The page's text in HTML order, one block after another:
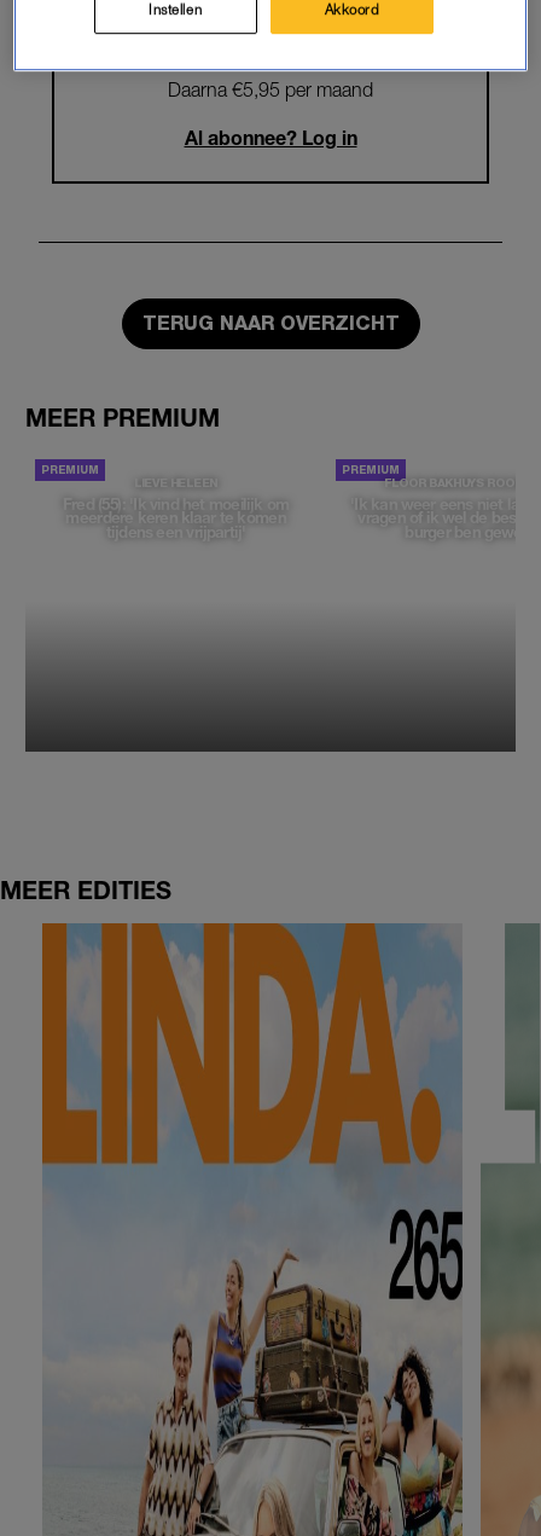
START GRATIS MAAND
Daarna €5,95 per maand
Al abonnee? Log in
TERUG NAAR OVERZICHT
MEER PREMIUM
LIEVE HELEEN
Fred (55): 'Ik vind het moeilijk om
meerdere keren klaar te komen
tijdens een vrijpartij'
FLOOR BAKHUYS
'Ik kan weer eens niet
vragen of ik wel de beste,
burger ben
MEER EDITIES
Instellen Akkoord